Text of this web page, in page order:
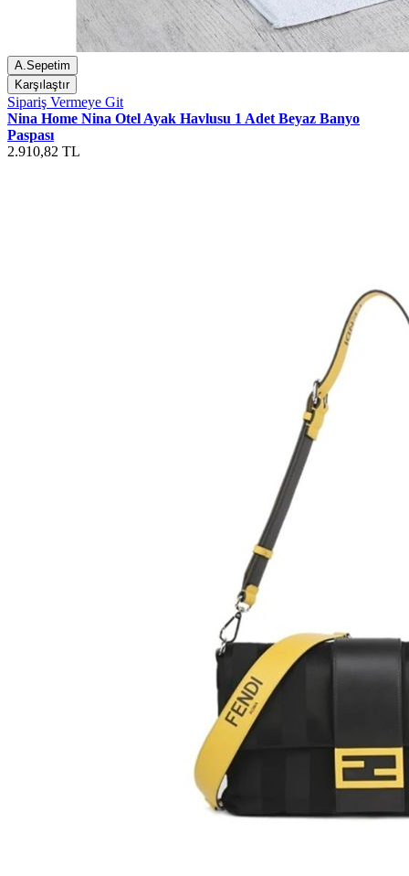
A.Sepetim
Karşılaştır
Sipariş Vermeye Git
Nina Home Nina Otel Ayak Havlusu 1 Adet Beyaz Banyo
Paspası
2.910,82 TL